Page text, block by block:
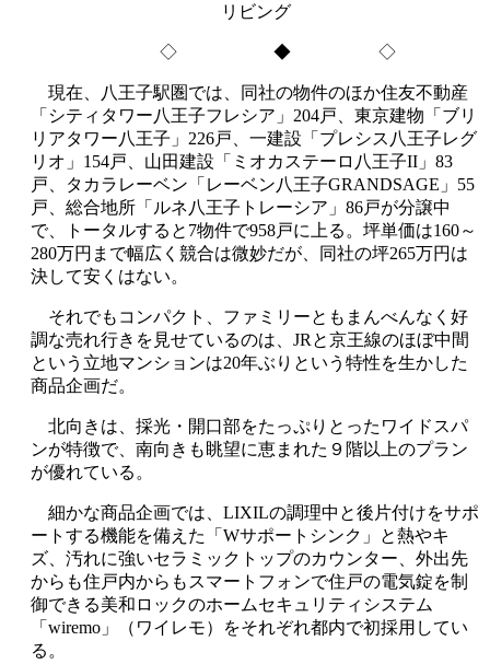
リビング
◇ ◆ ◇
現在、八王子駅圏では、同社の物件のほか住友不動産
「シティタワー八王子フレシア」204戸、東京建物「ブリ
リアタワー八王子」226戸、一建設「プレシス八王子レグ
リオ」154戸、山田建設「ミオカステーロ八王子II」83
戸、タカラレーベン「レーベン八王子GRANDSAGE」55
戸、総合地所「ルネ八王子トレーシア」86戸が分譲中
で、トータルすると7物件で958戸に上る。坪単価は160～
280万円まで幅広く競合は微妙だが、同社の坪265万円は
決して安くはない。
それでもコンパクト、ファミリーともまんべんなく好
調な売れ行きを見せているのは、JRと京王線のほぼ中間
という立地マンションは20年ぶりという特性を生かした
商品企画だ。
北向きは、採光・開口部をたっぷりとったワイドスパ
ンが特徴で、南向きも眺望に恵まれた９階以上のプラン
が優れている。
細かな商品企画では、LIXILの調理中と後片付けをサポ
ートする機能を備えた「Wサポートシンク」と熱やキ
ズ、汚れに強いセラミックトップのカウンター、外出先
からも住戸内からもスマートフォンで住戸の電気錠を制
御できる美和ロックのホームセキュリティシステム
「wiremo」（ワイレモ）をそれぞれ都内で初採用してい
る。